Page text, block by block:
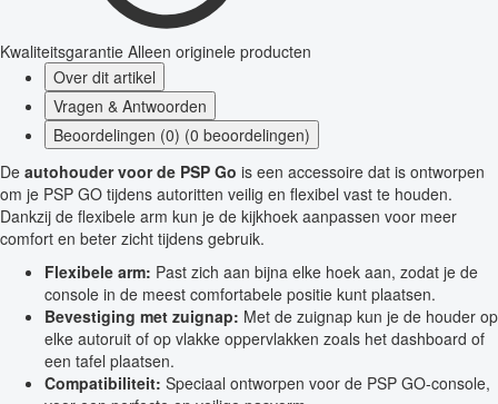
Kwaliteitsgarantie Alleen originele producten
Over dit artikel
Vragen & Antwoorden
Beoordelingen (0) (0 beoordelingen)
De autohouder voor de PSP Go is een accessoire dat is ontworpen
om je PSP GO tijdens autoritten veilig en flexibel vast te houden.
Dankzij de flexibele arm kun je de kijkhoek aanpassen voor meer
comfort en beter zicht tijdens gebruik.
Flexibele arm: Past zich aan bijna elke hoek aan, zodat je de
console in de meest comfortabele positie kunt plaatsen.
Bevestiging met zuignap: Met de zuignap kun je de houder op
elke autoruit of op vlakke oppervlakken zoals het dashboard of
een tafel plaatsen.
Compatibiliteit: Speciaal ontworpen voor de PSP GO-console,